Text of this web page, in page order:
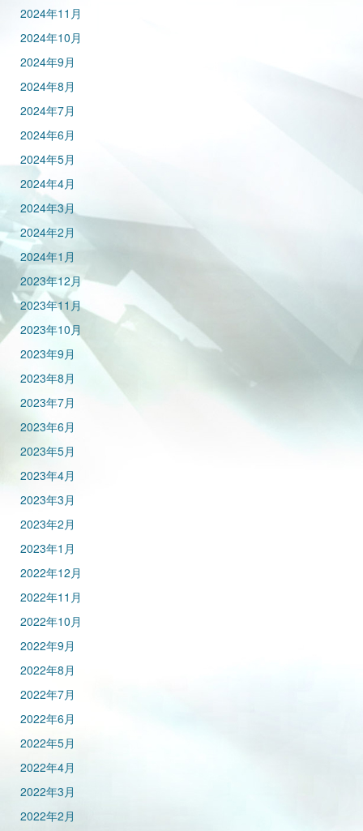
2024年11月
2024年10月
2024年9月
2024年8月
2024年7月
2024年6月
2024年5月
2024年4月
2024年3月
2024年2月
2024年1月
2023年12月
2023年11月
2023年10月
2023年9月
2023年8月
2023年7月
2023年6月
2023年5月
2023年4月
2023年3月
2023年2月
2023年1月
2022年12月
2022年11月
2022年10月
2022年9月
2022年8月
2022年7月
2022年6月
2022年5月
2022年4月
2022年3月
2022年2月